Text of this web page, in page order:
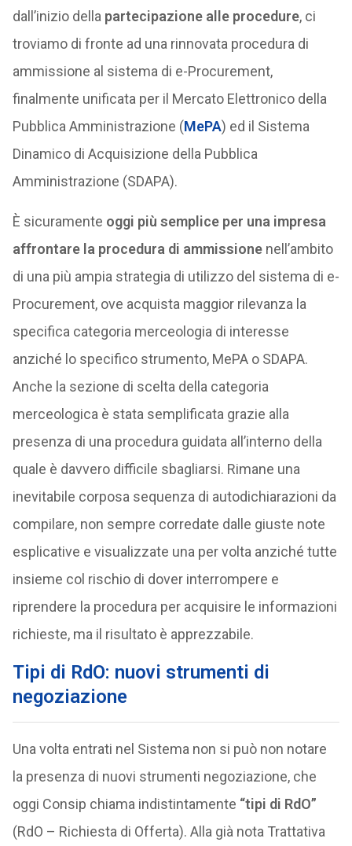
dall’inizio della partecipazione alle procedure, ci
troviamo di fronte ad una rinnovata procedura di
ammissione al sistema di e-Procurement,
finalmente unificata per il Mercato Elettronico della
Pubblica Amministrazione (MePA) ed il Sistema
Dinamico di Acquisizione della Pubblica
Amministrazione (SDAPA).
È sicuramente oggi più semplice per una impresa
affrontare la procedura di ammissionenell’ambito
di una più ampia strategia di utilizzo del sistema di e-
Procurement, ove acquista maggior rilevanza la
specifica categoria merceologia di interesse
anziché lo specifico strumento, MePA o SDAPA.
Anche la sezione di scelta della categoria
merceologica è stata semplificata grazie alla
presenza di una procedura guidata all’interno della
quale è davvero difficile sbagliarsi. Rimane una
inevitabile corposa sequenza di autodichiarazioni da
compilare, non sempre corredate dalle giuste note
esplicative e visualizzate una per volta anziché tutte
insieme col rischio di dover interrompere e
riprendere la procedura per acquisire le informazioni
richieste, ma il risultato è apprezzabile.
Tipi di RdO: nuovi strumenti di
negoziazione
Una volta entrati nel Sistema non si può non notare
la presenza di nuovi strumenti negoziazione, che
oggi Consip chiama indistintamente “tipi di RdO”
(RdO – Richiesta di Offerta). Alla già nota Trattativa